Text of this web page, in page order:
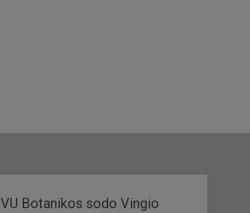
VU Botanikos sodo Vingio